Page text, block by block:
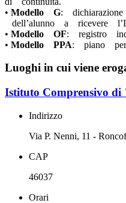
• Modello G:
dell’alunno a ricevere
• Modello OF: registro
• Modello PPA: piano
Luoghi in cui viene
Istituto Comprensivo
Indirizzo
Via P. Nenni, 11 -
CAP
46037
Orari